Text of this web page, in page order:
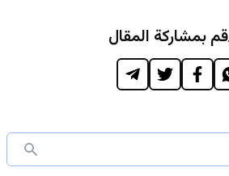
قم بمشاركة المقال